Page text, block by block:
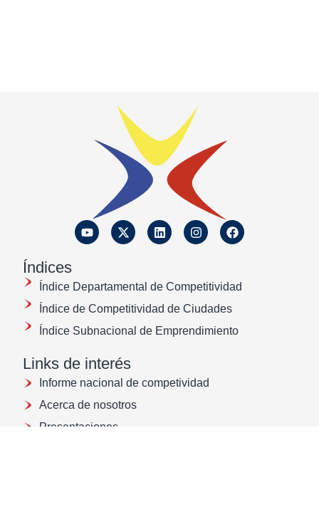
Índices
Índice Departamental de Competitividad
Índice de Competitividad de Ciudades
Índice Subnacional de Emprendimiento
Links de interés
Informe nacional de competividad
Acerca de nosotros
Presentaciones